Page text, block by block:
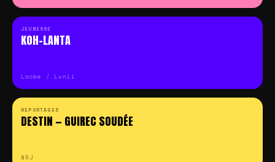
JEUNESSE
KOH-LANTA
Lacme / Lunii
REPORTAGES
DESTIN — GUIREC SOUDÉE
NRJ